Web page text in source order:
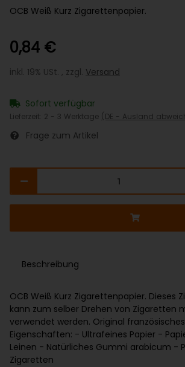
OCB Weiß Kurz Zigarettenpapier.
0,84 €
inkl. 19% USt. , zzgl. Versand
Sofort verfügbar
Lieferzeit: 2 - 3 Werktage (DE - Ausland
Frage zum Artikel
Beschreibung
OCB Weiß Kurz Zigarettenpapier. Dieses
kann zum selber Drehen von Zigaretten
verwendet werden. Original
Eigenschaften: - Ultrafeines Papier -
Leinen - Natürliches Gummi arabicum -
Zigaretten